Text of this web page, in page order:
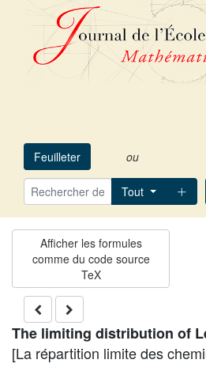
Feuilleter ou
Tout
The limiting distribution of
[La répartition limite des